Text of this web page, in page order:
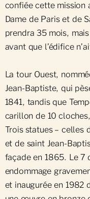
confiée cette mission
Dame de Paris et de
prendra 35 mois,
avant que l’édifice
La tour Ouest,
Jean-Baptiste, qui
1841, tandis que
carillon de 10
Trois statues – celles
et de saint Jean-
façade en 1865. Le 7
endommage
et inaugurée en 1982